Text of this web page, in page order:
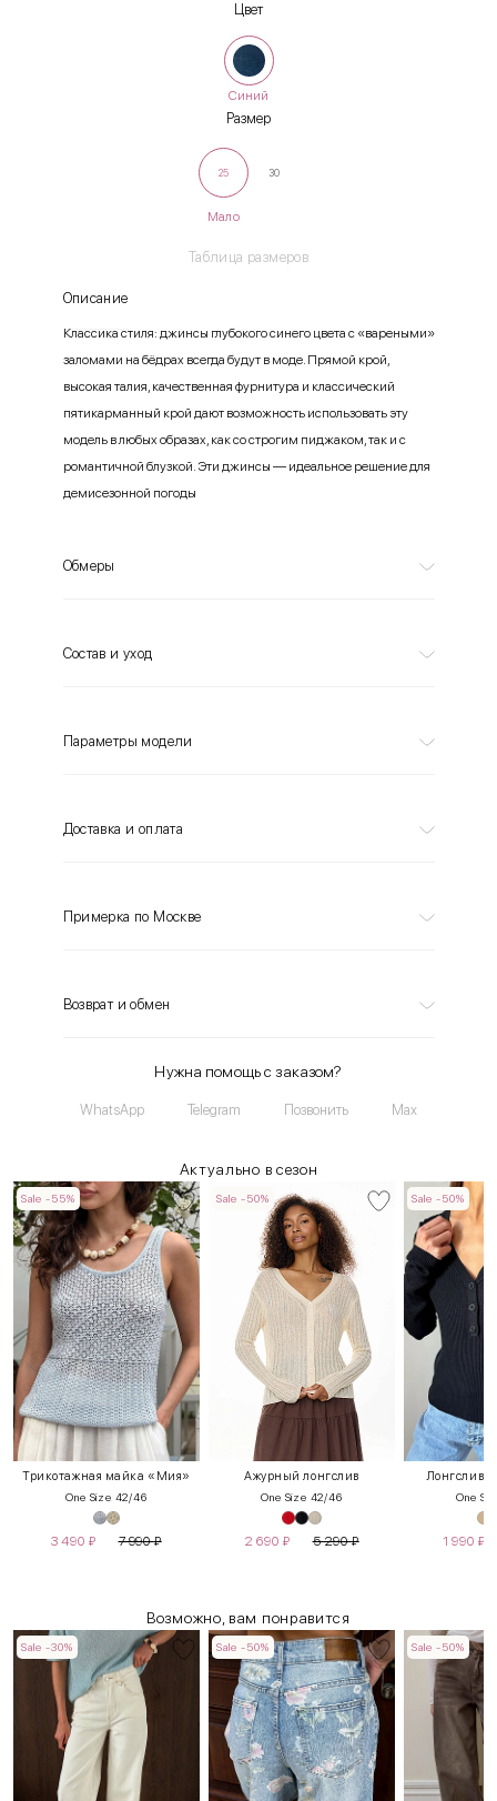
Цвет
Синий
Размер
Таблица размеров
25
Мало
30
Описание
Классика стиля: джинсы глубокого синего цвета с «вареными»
заломами на бёдрах всегда будут в моде. Прямой крой,
высокая талия, качественная фурнитура и классический
пятикарманный крой дают возможность использовать эту
модель в любых образах, как со строгим пиджаком, так и с
романтичной блузкой. Эти джинсы — идеальное решение для
демисезонной погоды
Обмеры
Состав и уход
Параметры модели
Доставка и оплата
Примерка по Москве
Возврат и обмен
Нужна помощь с заказом?
WhatsApp Telegram Позвонить Max
Актуально в сезон
Sale -55%
Трикотажная майка «Мия»
One Size 42/46
3 490 ₽ 7 990₽
Sale -50%
Ажурный лонгслив
One Size 42/46
2 690 ₽ 5 290₽
Sale -50%
Лонгслив
One
1 990 ₽
Возможно, вам понравится
Sale -30% Sale -50% Sale -50%